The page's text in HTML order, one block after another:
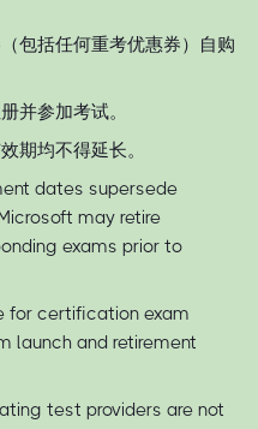
包括任何重考优惠券）自购
并参加考试。
期均不得延长。
dates supersede
may retire
exams prior to
for certification exam
launch and retirement
test providers are not